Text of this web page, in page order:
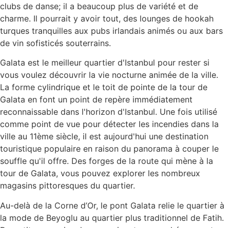
clubs de danse; il a beaucoup plus de variété et de
charme. Il pourrait y avoir tout, des lounges de hookah
turques tranquilles aux pubs irlandais animés ou aux bars
de vin sofisticés souterrains.
Galata est le meilleur quartier d'Istanbul pour rester si
vous voulez découvrir la vie nocturne animée de la ville.
La forme cylindrique et le toit de pointe de la tour de
Galata en font un point de repère immédiatement
reconnaissable dans l'horizon d'Istanbul. Une fois utilisé
comme point de vue pour détecter les incendies dans la
ville au 11ème siècle, il est aujourd'hui une destination
touristique populaire en raison du panorama à couper le
souffle qu'il offre. Des forges de la route qui mène à la
tour de Galata, vous pouvez explorer les nombreux
magasins pittoresques du quartier.
Au-delà de la Corne d’Or, le pont Galata relie le quartier à
la mode de Beyoglu au quartier plus traditionnel de Fatih.